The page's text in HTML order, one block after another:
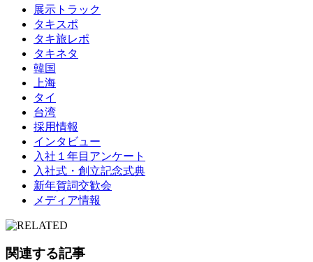
展示トラック
タキスポ
タキ旅レポ
タキネタ
韓国
上海
タイ
台湾
採用情報
インタビュー
入社１年目アンケート
入社式・創立記念式典
新年賀詞交歓会
メディア情報
関連する記事